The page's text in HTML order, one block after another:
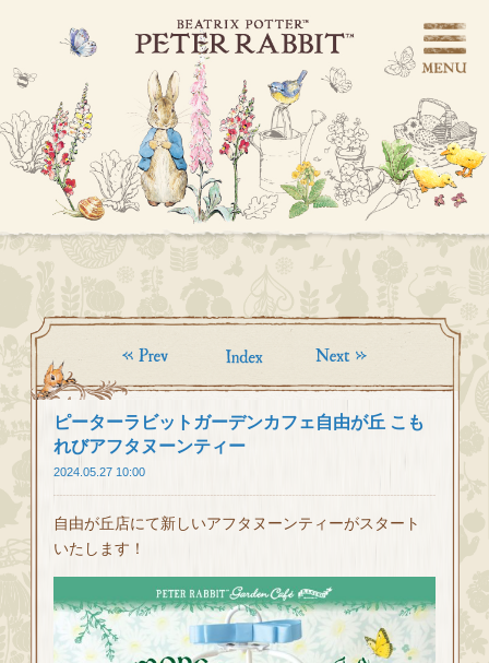
ピーターラビットガーデンカフェ自由が丘 こも
れびアフタヌーンティー
2024.05.27 10:00
自由が丘店にて新しいアフタヌーンティーがスタート
いたします！